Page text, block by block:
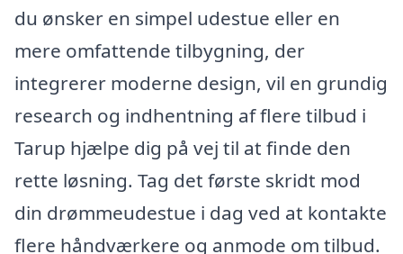
du ønsker en simpel udestue eller en
mere omfattende tilbygning, der
integrerer moderne design, vil en grundig
research og indhentning af flere tilbud i
Tarup hjælpe dig på vej til at finde den
rette løsning. Tag det første skridt mod
din drømmeudestue i dag ved at kontakte
flere håndværkere og anmode om tilbud.